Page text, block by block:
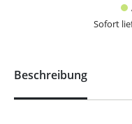
Sofort
Beschreibung